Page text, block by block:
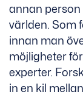
annan person
världen. Som
innan man
möjligheter
experter.
in en kil